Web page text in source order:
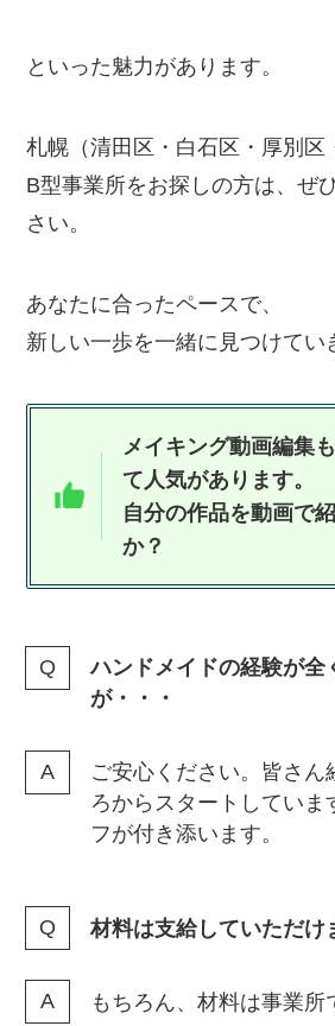
といった魅力があります。
札幌（清田区・白石区・厚別区
B型事業所をお探しの方は、ぜ
さい。
あなたに合ったペースで、
新しい一歩を一緒に見つけてい
メイキング動画編集
て人気があります。
自分の作品を動画で
か？
ハンドメイドの経験が全
が・・・
ご安心ください。皆さん
ろからスタートしていま
フが付き添います。
材料は支給していただけ
もちろん、材料は事業所